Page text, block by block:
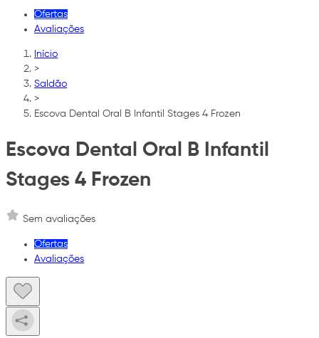
Ofertas
Avaliações
Início
>
Saldão
>
Escova Dental Oral B Infantil Stages 4 Frozen
Escova Dental Oral B Infantil
Stages 4 Frozen
Sem avaliações
Ofertas
Avaliações